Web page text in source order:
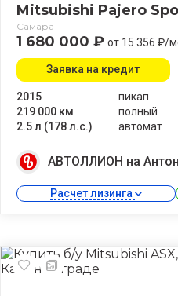
Mitsubishi Pajero
Самара
1 680 000 ₽ от 15 356 ₽/
2015
219 000 км
2.5 л (178 л.с.)
пикап
полный
автомат
Заявка на кредит
АВТОЛЛИОН на
Расчет лизинга